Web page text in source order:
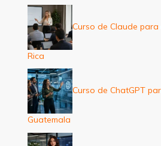
Curso de Claude
Rica
Curso de ChatGPT
Guatemala